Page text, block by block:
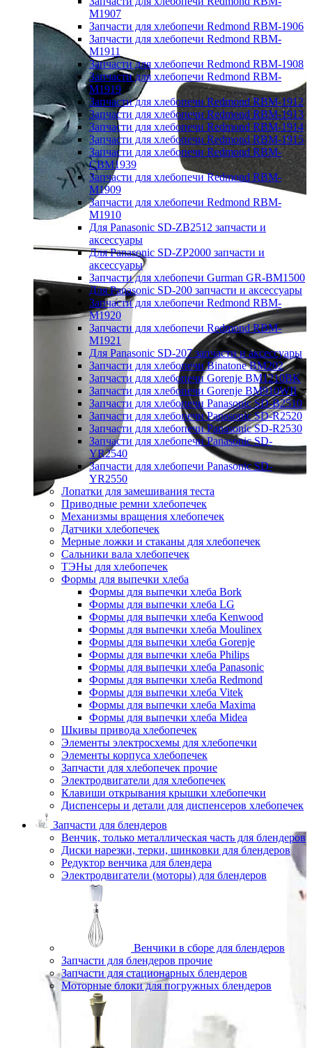
M1907
Запчасти для хлебопечи Redmond RBM-1906
Запчасти для хлебопечи Redmond RBM-
M1911
Запчасти для хлебопечи Redmond RBM-1908
Запчасти для хлебопечи Redmond RBM-
M1919
Запчасти для хлебопечи Redmond RBM-1912
Запчасти для хлебопечи Redmond RBM-1913
Запчасти для хлебопечи Redmond RBM-1914
Запчасти для хлебопечи Redmond RBM-1915
Запчасти для хлебопечи Redmond RBM-
CBM1939
Запчасти для хлебопечи Redmond RBM-
M1909
Запчасти для хлебопечи Redmond RBM-
M1910
Для Panasonic SD-ZB2512 запчасти и
аксессуары
Для Panasonic SD-ZP2000 запчасти и
аксессуары
Запчасти для хлебопечи Gurman GR-BM1500
Для Panasonic SD-200 запчасти и аксессуары
Запчасти для хлебопечи Redmond RBM-
M1920
Запчасти для хлебопечи Redmond RBM-
M1921
Для Panasonic SD-207 запчасти и аксессуары
Запчасти для хлебопечи Binatone BM202
Запчасти для хлебопечи Gorenje BM1210BK
Запчасти для хлебопечи Gorenje BM910WII
Запчасти для хлебопечи Panasonic SD-B2510
Запчасти для хлебопечи Panasonic SD-R2520
Запчасти для хлебопечи Panasonic SD-R2530
Запчасти для хлебопечи Panasonic SD-
YR2540
Запчасти для хлебопечи Panasonic SD-
YR2550
Лопатки для замешивания теста
Приводные ремни хлебопечек
Механизмы вращения хлебопечек
Датчики хлебопечек
Мерные ложки и стаканы для хлебопечек
Сальники вала хлебопечек
ТЭНы для хлебопечек
Формы для выпечки хлеба
Формы для выпечки хлеба Bork
Формы для выпечки хлеба LG
Формы для выпечки хлеба Kenwood
Формы для выпечки хлеба Moulinex
Формы для выпечки хлеба Gorenje
Формы для выпечки хлеба Philips
Формы для выпечки хлеба Panasonic
Формы для выпечки хлеба Redmond
Формы для выпечки хлеба Vitek
Формы для выпечки хлеба Maxima
Формы для выпечки хлеба Midea
Шкивы привода хлебопечек
Элементы электросхемы для хлебопечки
Элементы корпуса хлебопечек
Запчасти для хлебопечек прочие
Электродвигатели для хлебопечек
Клавиши открывания крышки хлебопечки
Диспенсеры и детали для диспенсеров хлебопечек
Запчасти для блендеров
Венчик, только металлическая часть для блендеров
Диски нарезки, терки, шинковки для блендеров
Редуктор венчика для блендера
Электродвигатели (моторы) для блендеров
Венчики в сборе для блендеров
Запчасти для блендеров прочие
Запчасти для стационарных блендеров
Моторные блоки для погружных блендеров